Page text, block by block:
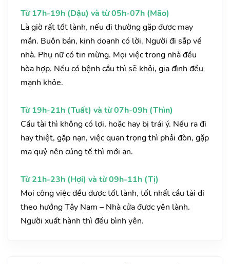
Từ 17h-19h (Dậu) và từ 05h-07h (Mão)
Là giờ rất tốt lành, nếu đi thường gặp được may
mắn. Buôn bán, kinh doanh có lời. Người đi sắp về
nhà. Phụ nữ có tin mừng. Mọi việc trong nhà đều
hòa hợp. Nếu có bệnh cầu thì sẽ khỏi, gia đình đều
mạnh khỏe.
Từ 19h-21h (Tuất) và từ 07h-09h (Thìn)
Cầu tài thì không có lợi, hoặc hay bị trái ý. Nếu ra đi
hay thiệt, gặp nạn, việc quan trọng thì phải đòn, gặp
ma quỷ nên cúng tế thì mới an.
Từ 21h-23h (Hợi) và từ 09h-11h (Tị)
Mọi công việc đều được tốt lành, tốt nhất cầu tài đi
theo hướng Tây Nam – Nhà cửa được yên lành.
Người xuất hành thì đều bình yên.